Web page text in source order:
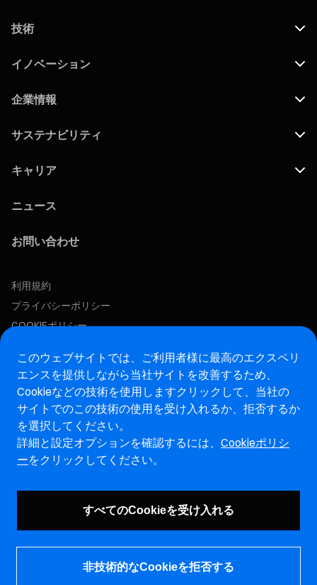
技術
イノベーション
企業情報
サステナビリティ
キャリア
ニュース
お問い合わせ
利用規約
プライバシーポリシー
COOKIEポリシー
この求人に応募する
アフターマーケットウェブサイト
マレリ・インテグリティホットライン・ウェブサイト
脆弱性報告ページ (ENG)
© マレリホールディングス株式会社
このウェブサイトでは、ご利用者様に最高のエクスペリ
エンスを提供しながら当社サイトを改善するため、
Cookieなどの技術を使用しますクリックして、当社の
サイトでのこの技術の使用を受け入れるか、拒否するか
を選択してください。
詳細と設定オプションを確認するには、 Cookieポリシ
ーをクリックしてください。
すべてのCookieを受け入れる
非技術的なCookieを拒否する